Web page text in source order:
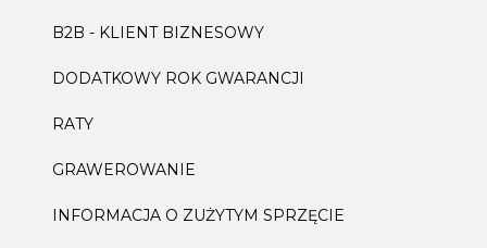
B2B - KLIENT BIZNESOWY
DODATKOWY ROK GWARANCJI
RATY
GRAWEROWANIE
INFORMACJA O ZUŻYTYM SPRZĘCIE